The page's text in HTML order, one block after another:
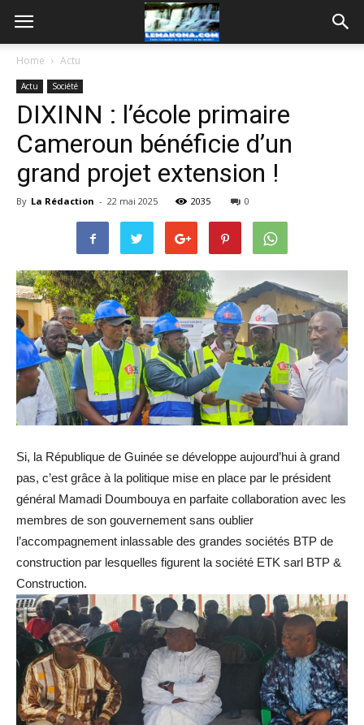
Home Actu
Actu Société
DIXINN : l’école primaire
Cameroun bénéficie d’un
grand projet extension !
By La Rédaction - 22 mai 2025 2035 0
Si, la République de Guinée se développe aujourd’hui à grand
pas, c’est grâce à la politique mise en place par le président
général Mamadi Doumbouya en parfaite collaboration avec les
membres de son gouvernement sans oublier
l’accompagnement inlassable des grandes sociétés BTP de
construction par lesquelles figurent la société ETK sarl BTP &
Construction.